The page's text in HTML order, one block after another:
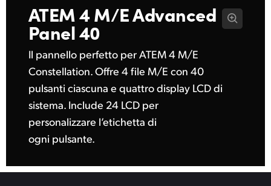
ATEM 4 M/EAdvanced
Panel 40
Il pannello perfetto per ATEM 4 M/E
Constellation. Offre 4 file M/E con 40
pulsanti ciascuna e quattro display LCD di
sistema. Include 24 LCD per
personalizzare l’etichetta di
ogni pulsante.